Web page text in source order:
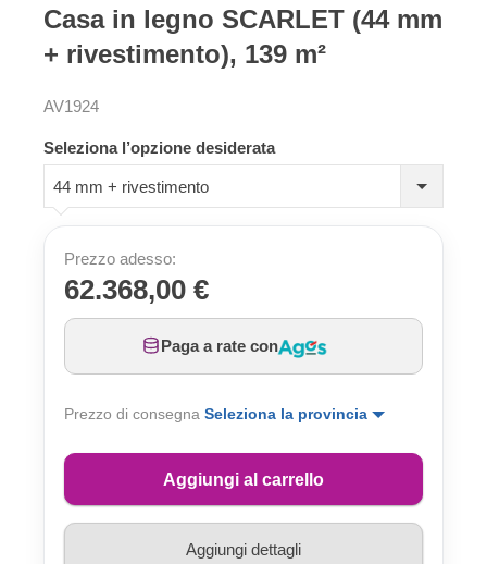
Casa in legno SCARLET (44 mm
+ rivestimento), 139 m²
AV1924
Seleziona l’opzione desiderata
44 mm + rivestimento
Prezzo adesso:
62.368,00 €
Paga a rate con
Prezzo di consegna Seleziona la provincia
Aggiungi al carrello
Aggiungi dettagli